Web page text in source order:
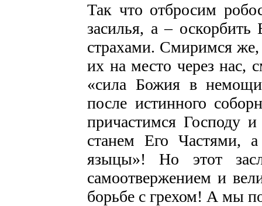
Так что отбросим
засилья, а –
страхами. Смиримся же,
их на место через нас,
«сила Божия в
после истинного
причастимся Господу
станем Его Частями,
языцы»! Но этот
самоотвержением и
борьбе с грехом! А мы